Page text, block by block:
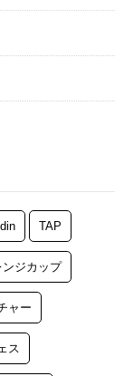
TAP
ジカップ
ャー
ス